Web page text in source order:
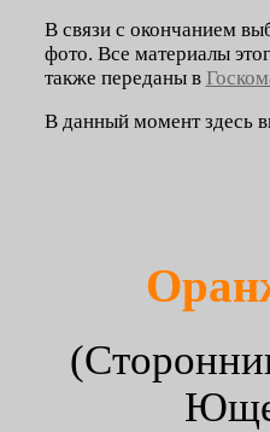
В связи с окончанием
фото. Все материалы
также переданы в
В данный момент здесь